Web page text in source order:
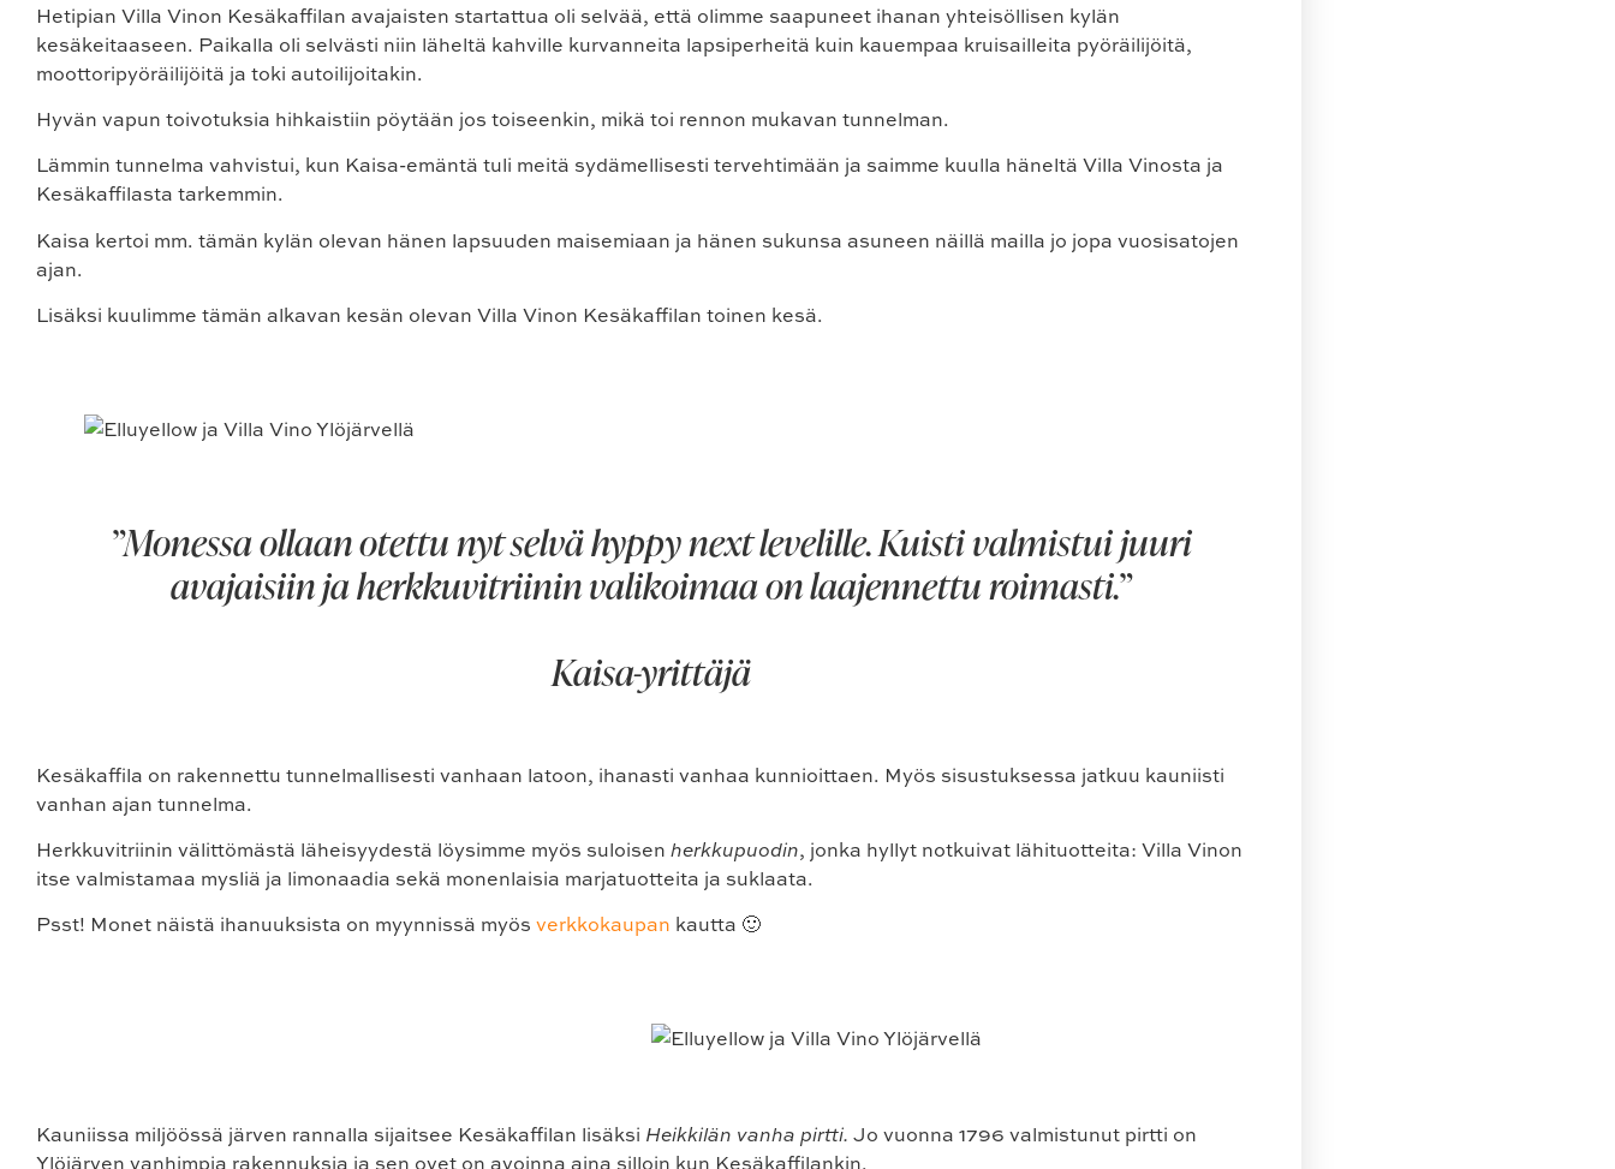
Hetipian Villa Vinon Kesäkaffilan avajaisten startattua oli selvää, että olimme saapuneet ihanan yhteisöllisen kylän
kesäkeitaaseen. Paikalla oli selvästi niin läheltä kahville kurvanneita lapsiperheitä kuin kauempaa kruisailleita pyöräilijöitä,
moottoripyöräilijöitä ja toki autoilijoitakin.
Hyvän vapun toivotuksia hihkaistiin pöytään jos toiseenkin, mikä toi rennon mukavan tunnelman.
Lämmin tunnelma vahvistui, kun Kaisa-emäntä tuli meitä sydämellisesti tervehtimään ja saimme kuulla häneltä Villa Vinosta ja
Kesäkaffilasta tarkemmin.
Kaisa kertoi mm. tämän kylän olevan hänen lapsuuden maisemiaan ja hänen sukunsa asuneen näillä mailla jo jopa vuosisatojen
ajan.
Lisäksi kuulimme tämän alkavan kesän olevan Villa Vinon Kesäkaffilan toinen kesä.
”Monessa ollaan otettu nyt selvä hyppy next levelille. Kuisti valmistui juuri
avajaisiin ja herkkuvitriinin valikoimaa on laajennettu roimasti.”
Kaisa-yrittäjä
Kesäkaffila on rakennettu tunnelmallisesti vanhaan latoon, ihanasti vanhaa kunnioittaen. Myös sisustuksessa jatkuu kauniisti
vanhan ajan tunnelma.
Herkkuvitriinin välittömästä läheisyydestä löysimme myös suloisen herkkupuodin, jonka hyllyt notkuivat lähituotteita: Villa Vinon
itse valmistamaa mysliä ja limonaadia sekä monenlaisia marjatuotteita ja suklaata.
Psst! Monet näistä ihanuuksista on myynnissä myös verkkokaupan kautta 🙂
Kauniissa miljöössä järven rannalla sijaitsee Kesäkaffilan lisäksi Heikkilän vanha pirtti. Jo vuonna 1796 valmistunut pirtti on
Ylöjärven vanhimpia rakennuksia ja sen ovet on avoinna aina silloin kun Kesäkaffilankin.